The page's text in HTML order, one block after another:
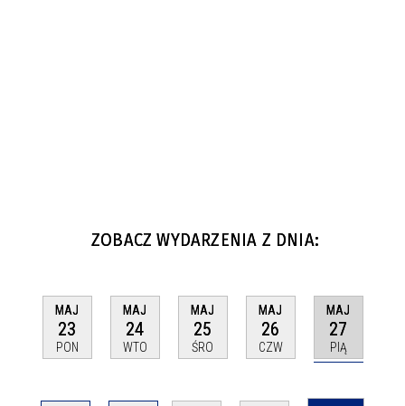
ZOBACZ WYDARZENIA Z DNIA:
MAJ
23
PON
MAJ
24
WTO
MAJ
25
ŚRO
MAJ
26
CZW
MAJ
27
PIĄ